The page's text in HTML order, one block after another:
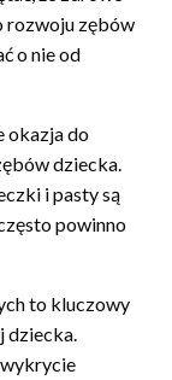
rozwoju zębów
o nie od
okazja do
dziecka.
i pasty są
powinno
to kluczowy
wykrycie